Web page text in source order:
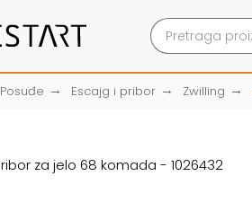
Posuđe Escajg i pribor Zwilling